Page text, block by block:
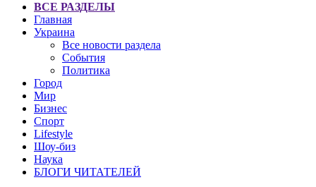
ВСЕ РАЗДЕЛЫ
Главная
Украина
Все новости раздела
События
Политика
Город
Мир
Бизнес
Спорт
Lifestyle
Шоу-биз
Наука
БЛОГИ ЧИТАТЕЛЕЙ